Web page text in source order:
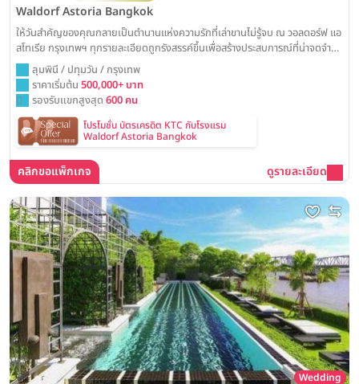
Waldorf Astoria Bangkok
ให้วันสำคัญของคุณกลายเป็นตำนานแห่งความรักที่เล่าขานไม่รู้จบ ณ วอลดอร์ฟ แอ
สโทเรีย กรุงเทพฯ ทุกรายละเอียดถูกรังสรรค์ขึ้นเพื่อสร้างประสบการณ์ที่น่าจดจำ
อย่างแท้จริง ท่ามกลางความงดงามของห้องบอลรูมสไตล์อาร์ตเดโคอันเป็น
เอกลักษณ์ พร้อมบริการระดับโลกที่จะเนรมิตงานวิวาห์ของคุณให้เป็นดั่งช่วงเวลา
ต้องมนต์ที่สมบูรณ์แบบที่สุด
ลุมพินี / ปทุมวัน / กรุงเทพ
ราคาเริ่มต้น 500,000+ บาท
รองรับแขกสูงสุด 600 คน
โปรโมชั่น บัตรเครดิต KTC กับโรงแรม
Waldorf Astoria Bangkok
คลิกขอแพ็กเกจ ดูรายละเอียด
Wedding